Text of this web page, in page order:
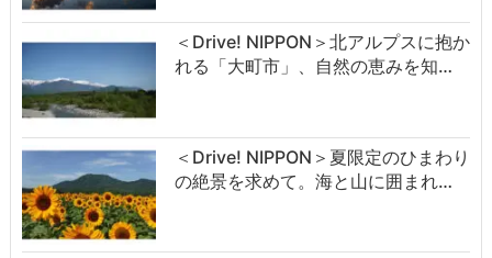
＜Drive! NIPPON＞北アルプスに抱か
れる「大町市」、自然の恵みを知…
＜Drive! NIPPON＞夏限定のひまわり
の絶景を求めて。海と山に囲まれ…